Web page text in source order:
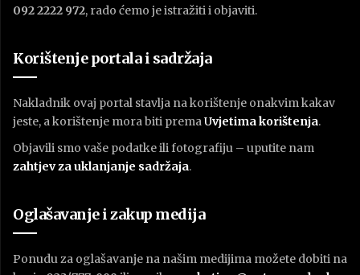
092 2222 972, rado ćemo je istražiti i objaviti.
Korištenje portala i sadržaja
Nakladnik ovaj portal stavlja na korištenje onakvim kakav
jeste, a korištenje mora biti premaUvjetima korištenja.
Objavili smo vaše podatke ili fotografiju – uputite nam
zahtjev za uklanjanje sadržaja.
Oglašavanje i zakup medija
Ponudu za oglašavanje na našim medijima možete dobiti na